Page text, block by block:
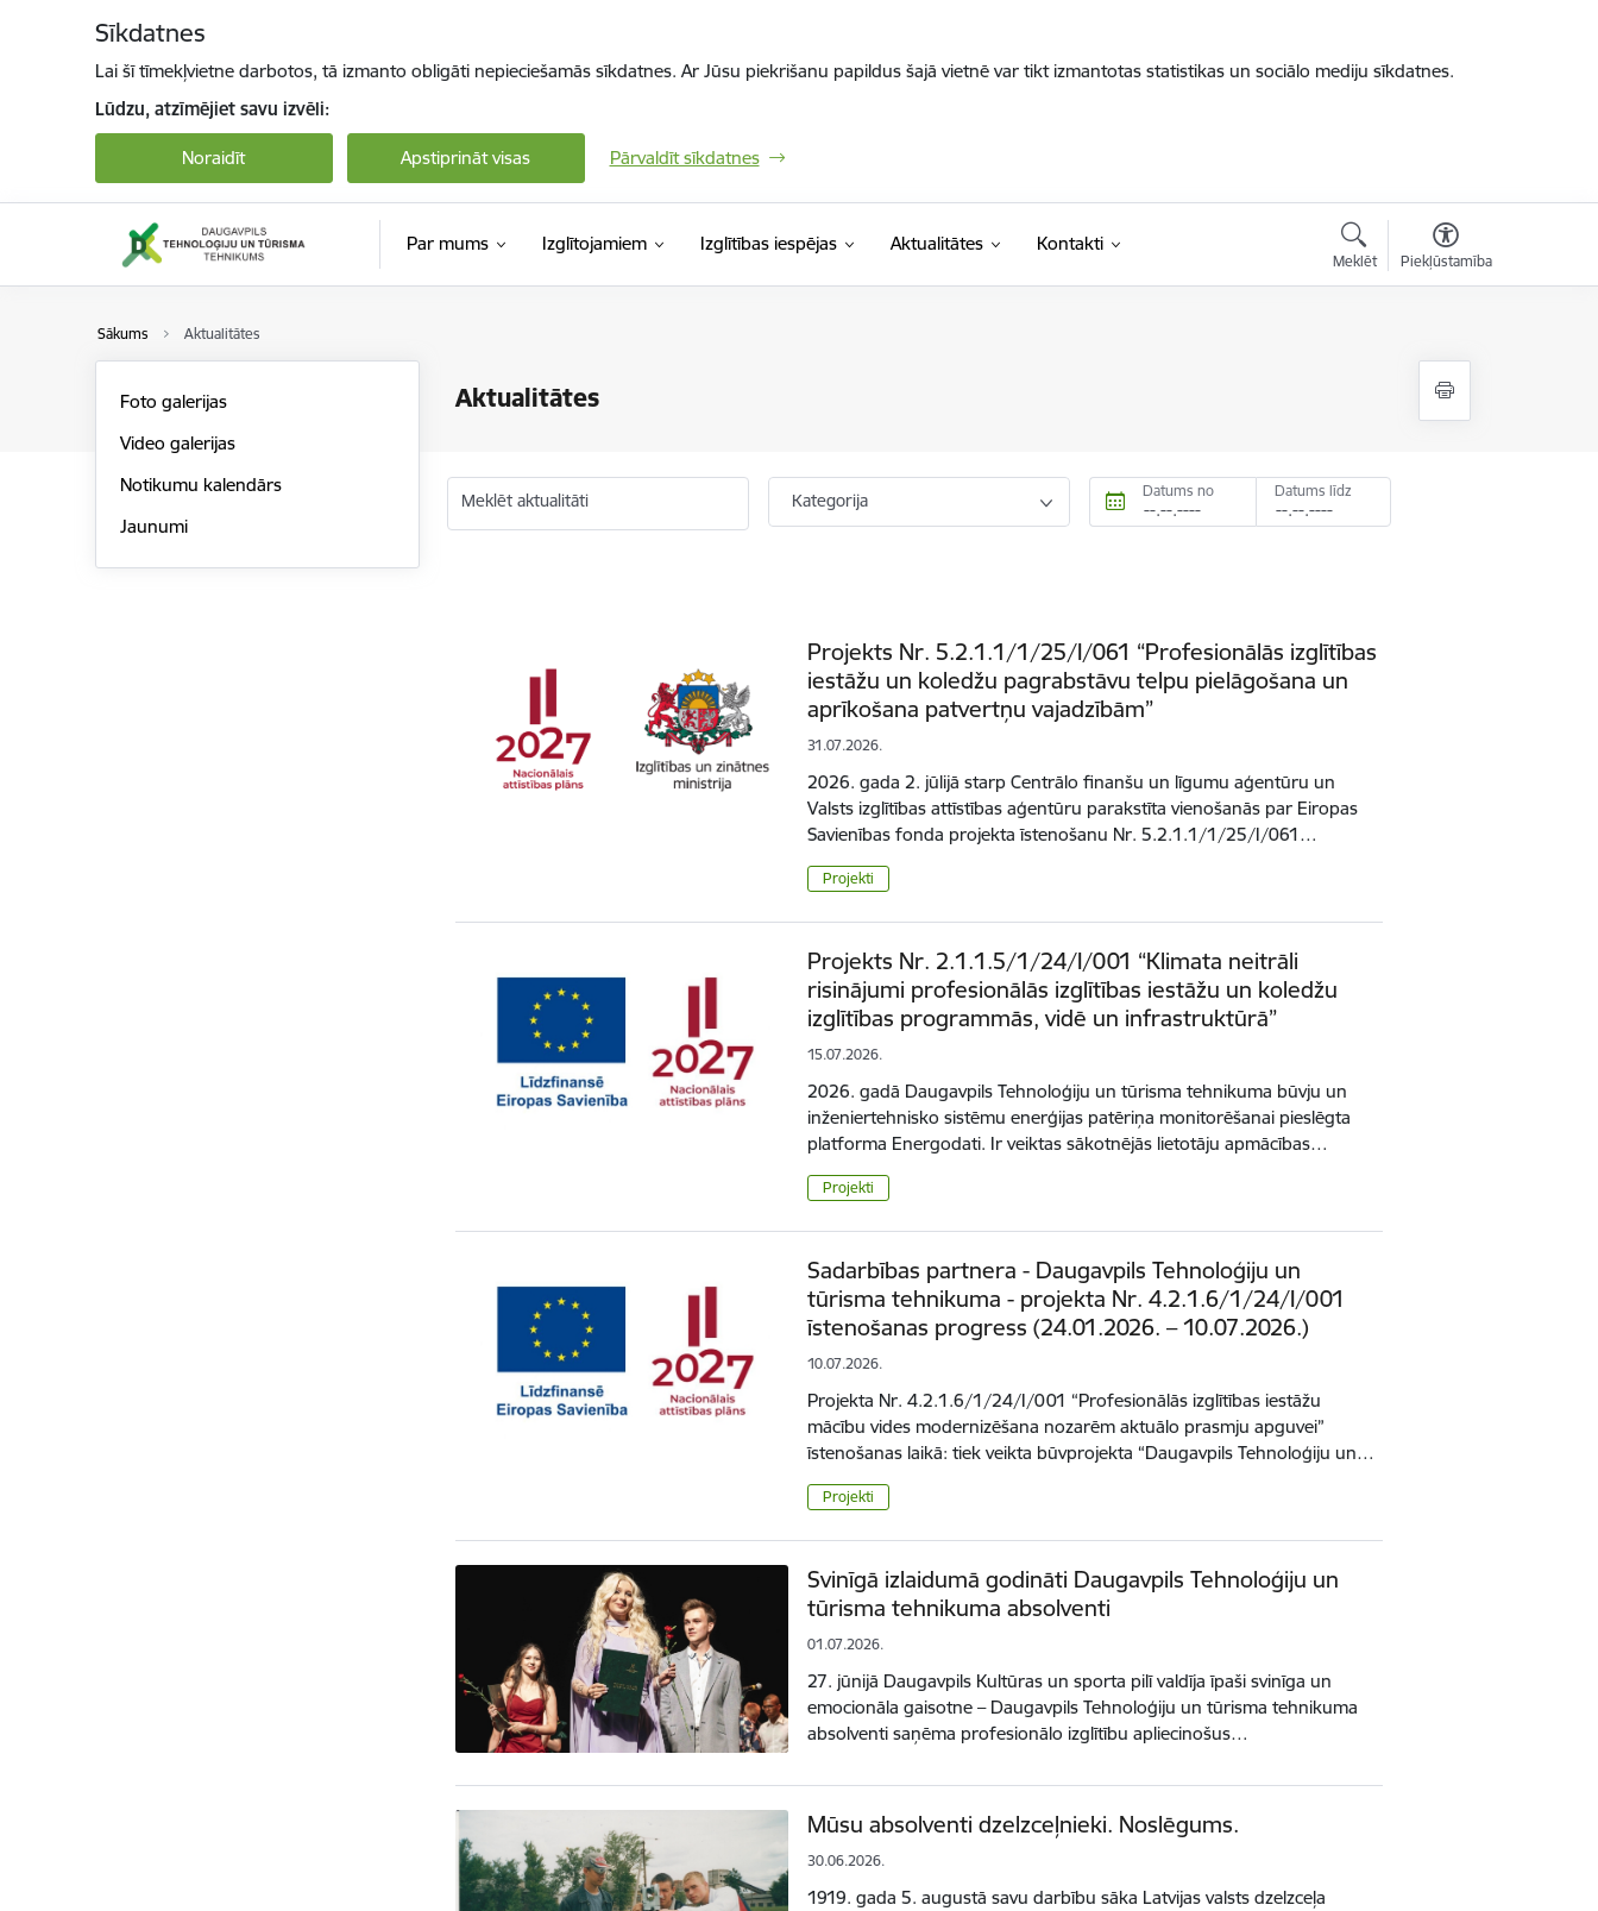
Sīkdatnes
Lai šī tīmekļvietne darbotos, tā izmanto obligāti nepieciešamās sīkdatnes. Ar Jūsu piekrišanu papildus šajā vietnē var tikt izmantotas statistikas un sociālo mediju sīkdatnes.
Lūdzu, atzīmējiet savu izvēli:
Noraidīt Apstiprināt visas Pārvaldīt sīkdatnes
Par mums Izglītojamiem Izglītības iespējas Aktualitātes Kontakti
Meklēt Piekļūstamība
Sākums Aktualitātes
Aktualitātes
Foto galerijas
Video galerijas
Notikumu kalendārs
Jaunumi
Meklēt aktualitāti Kategorija Datums no Datums līdz
Projekts Nr. 5.2.1.1/1/25/I/061 “Profesionālās izglītības
iestāžu un koledžu pagrabstāvu telpu pielāgošana un
aprīkošana patvertņu vajadzībām”
31.07.2026.
2026. gada 2. jūlijā starp Centrālo finanšu un līgumu aģentūru un
Valsts izglītības attīstības aģentūru parakstīta vienošanās par Eiropas
Savienības fonda projekta īstenošanu Nr. 5.2.1.1/1/25/I/061…
Projekti
Projekts Nr. 2.1.1.5/1/24/I/001 “Klimata neitrāli
risinājumi profesionālās izglītības iestāžu un koledžu
izglītības programmās, vidē un infrastruktūrā”
15.07.2026.
2026. gadā Daugavpils Tehnoloģiju un tūrisma tehnikuma būvju un
inženiertehnisko sistēmu enerģijas patēriņa monitorēšanai pieslēgta
platforma Energodati. Ir veiktas sākotnējās lietotāju apmācības…
Projekti
Sadarbības partnera - Daugavpils Tehnoloģiju un
tūrisma tehnikuma - projekta Nr. 4.2.1.6/1/24/I/001
īstenošanas progress (24.01.2026. – 10.07.2026.)
10.07.2026.
Projekta Nr. 4.2.1.6/1/24/I/001 “Profesionālās izglītības iestāžu
mācību vides modernizēšana nozarēm aktuālo prasmju apguvei”
īstenošanas laikā: tiek veikta būvprojekta “Daugavpils Tehnoloģiju un…
Projekti
Svinīgā izlaidumā godināti Daugavpils Tehnoloģiju un
tūrisma tehnikuma absolventi
01.07.2026.
27. jūnijā Daugavpils Kultūras un sporta pilī valdīja īpaši svinīga un
emocionāla gaisotne – Daugavpils Tehnoloģiju un tūrisma tehnikuma
absolventi saņēma profesionālo izglītību apliecinošus…
Mūsu absolventi dzelzceļnieki. Noslēgums.
30.06.2026.
1919. gada 5. augustā savu darbību sāka Latvijas valsts dzelzceļa